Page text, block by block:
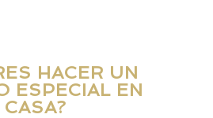
HACER UN
ESPECIAL EN
CASA?